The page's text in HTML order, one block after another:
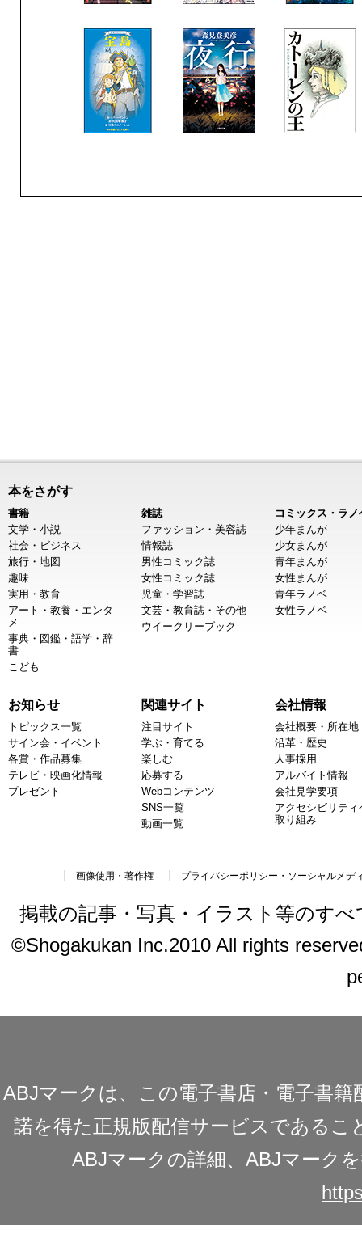
本をさがす
書籍
文学・小説
社会・ビジネス
旅行・地図
趣味
実用・教育
アート・教養・エンタ
メ
事典・図鑑・語学・辞
書
こども
雑誌
ファッション・美容誌
情報誌
男性コミック誌
女性コミック誌
児童・学習誌
文芸・教育誌・その他
ウイークリーブック
コミックス・ラノ
少年まんが
少女まんが
青年まんが
女性まんが
青年ラノベ
女性ラノベ
お知らせ
トピックス一覧
サイン会・イベント
各賞・作品募集
テレビ・映画化情報
プレゼント
関連サイト
注目サイト
学ぶ・育てる
楽しむ
応募する
Webコンテンツ
SNS一覧
動画一覧
会社情報
会社概要・所在地
沿革・歴史
人事採用
アルバイト情報
会社見学要項
アクセシビリティ
取り組み
画像使用・著作権 プライバシーポリシー・ソーシャルメデ
掲載の記事・写真・イラスト等のす
©Shogakukan Inc.2010 All rights
ABJマークは、この電子書店・電子書
諾を得た正規版配信サービスであるこ
ABJマークの詳細、ABJマーク